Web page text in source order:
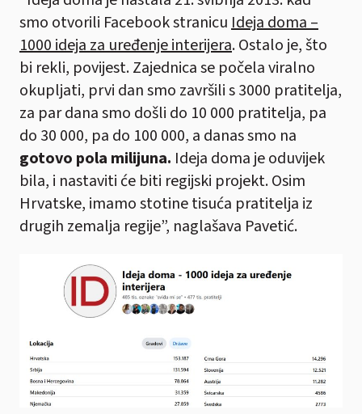
smo otvorili Facebook stranicu Ideja doma –
1000 ideja za uređenje interijera. Ostalo je, što
bi rekli, povijest. Zajednica se počela viralno
okupljati, prvi dan smo završili s 3000 pratitelja,
za par dana smo došli do 10 000 pratitelja, pa
do 30 000, pa do 100 000, a danas smo na
gotovo pola milijuna. Ideja doma je oduvijek
bila, i nastaviti će biti regijski projekt. Osim
Hrvatske, imamo stotine tisuća pratitelja iz
drugih zemalja regije”, naglašava Pavetić.